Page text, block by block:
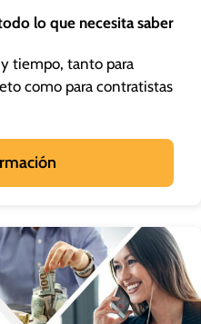
lo que necesita saber
y tiempo, tanto para
como para contratistas